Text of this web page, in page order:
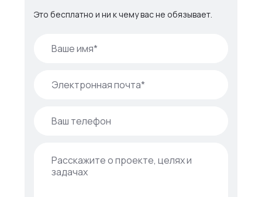
Это бесплатно и ни к чему вас не обязывает.